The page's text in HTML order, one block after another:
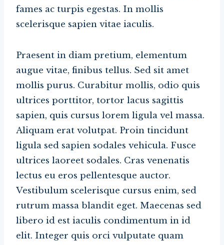
fames ac turpis egestas. In mollis
scelerisque sapien vitae iaculis.
Praesent in diam pretium, elementum
augue vitae, finibus tellus. Sed sit amet
mollis purus. Curabitur mollis, odio quis
ultrices porttitor, tortor lacus sagittis
sapien, quis cursus lorem ligula vel massa.
Aliquam erat volutpat. Proin tincidunt
ligula sed sapien sodales vehicula. Fusce
ultrices laoreet sodales. Cras venenatis
lectus eu eros pellentesque auctor.
Vestibulum scelerisque cursus enim, sed
rutrum massa blandit eget. Maecenas sed
libero id est iaculis condimentum in id
elit. Integer quis orci vulputate quam